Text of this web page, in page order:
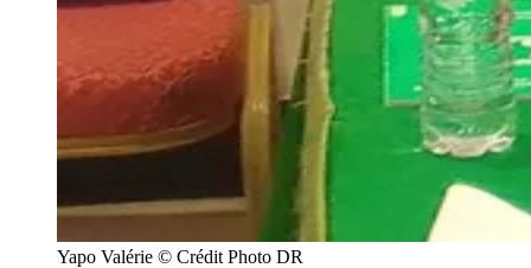
Yapo Valérie © Crédit Photo DR